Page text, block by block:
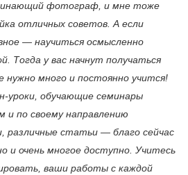
фотограф, и мне тоже
отличных советов. А если
— научиться осмысленно
Тогда у вас начнут получаться
много и постоянно учится!
уроки, обучающие семинары
по своему направлению
различные статьи — благо сейчас
и очень многое доступно. Учитесь
ваши работы с каждой